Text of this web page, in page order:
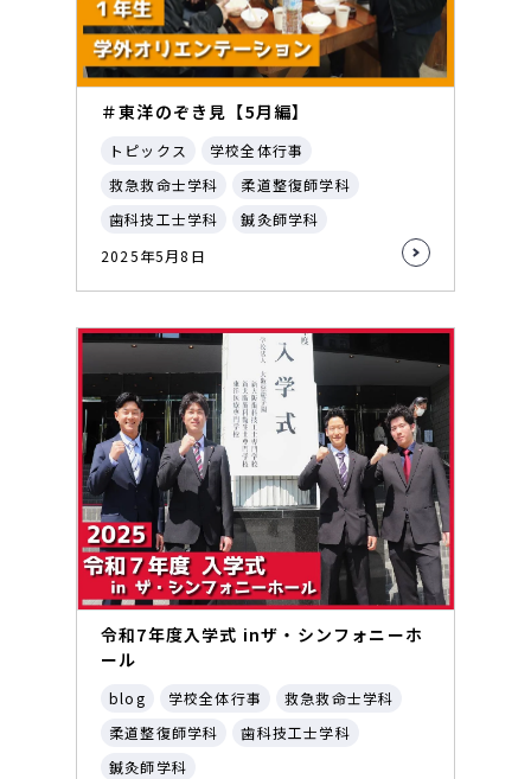
＃東洋のぞき見【5月編】
トピックス
学校全体行事
救急救命士学科
柔道整復師学科
歯科技工士学科
鍼灸師学科
2025年5月8日
令和7年度入学式 inザ・シンフォニーホ
ール
blog 学校全体行事
救急救命士学科
柔道整復師学科
歯科技工士学科
鍼灸師学科